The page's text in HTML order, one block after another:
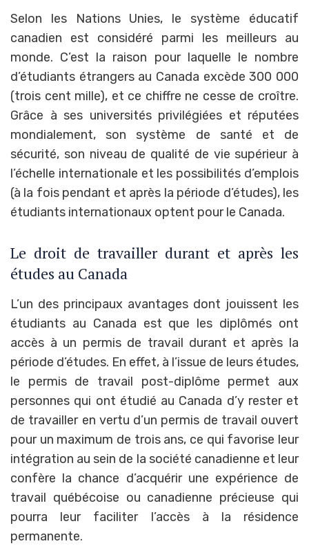
Selon les Nations Unies, le système éducatif
canadien est considéré parmi les meilleurs au
monde. C’est la raison pour laquelle le nombre
d’étudiants étrangers au Canada excède 300 000
(trois cent mille), et ce chiffre ne cesse de croître.
Grâce à ses universités privilégiées et réputées
mondialement, son système de santé et de
sécurité, son niveau de qualité de vie supérieur à
l’échelle internationale et les possibilités d’emplois
(à la fois pendant et après la période d’études), les
étudiants internationaux optent pour le Canada.
Le droit de travailler durant et après les
études au Canada
L’un des principaux avantages dont jouissent les
étudiants au Canada est que les diplômés ont
accès à un permis de travail durant et après la
période d’études. En effet, à l’issue de leurs études,
le permis de travail post-diplôme permet aux
personnes qui ont étudié au Canada d’y rester et
de travailler en vertu d’un permis de travail ouvert
pour un maximum de trois ans, ce qui favorise leur
intégration au sein de la société canadienne et leur
confère la chance d’acquérir une expérience de
travail québécoise ou canadienne précieuse qui
pourra leur faciliter l’accès à la résidence
permanente.